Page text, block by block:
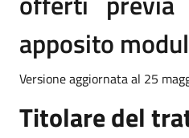
apposito
Versione aggiornata al 25
Titolare del